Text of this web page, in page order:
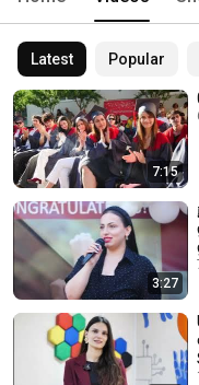
Latest Popular
7:15
3:27